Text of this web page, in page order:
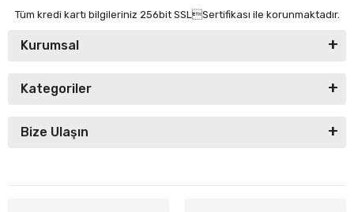
Tüm kredi kartı bilgileriniz 256bit SSLSertifikası ile korunmaktadır.
Kurumsal
Kategoriler
Bize Ulaşın